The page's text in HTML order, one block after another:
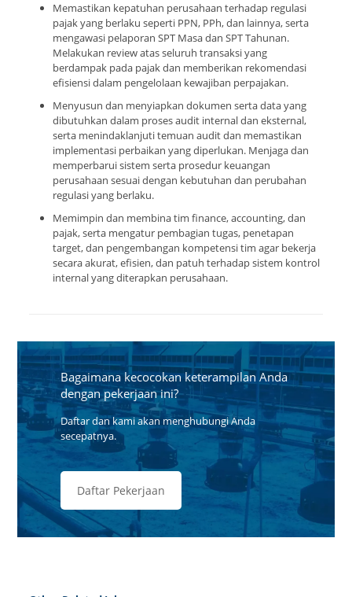
Memastikan kepatuhan perusahaan terhadap regulasi
pajak yang berlaku seperti PPN, PPh, dan lainnya, serta
mengawasi pelaporan SPT Masa dan SPT Tahunan.
Melakukan review atas seluruh transaksi yang
berdampak pada pajak dan memberikan rekomendasi
efisiensi dalam pengelolaan kewajiban perpajakan.
Menyusun dan menyiapkan dokumen serta data yang
dibutuhkan dalam proses audit internal dan eksternal,
serta menindaklanjuti temuan audit dan memastikan
implementasi perbaikan yang diperlukan. Menjaga dan
memperbarui sistem serta prosedur keuangan
perusahaan sesuai dengan kebutuhan dan perubahan
regulasi yang berlaku.
Memimpin dan membina tim finance, accounting, dan
pajak, serta mengatur pembagian tugas, penetapan
target, dan pengembangan kompetensi tim agar bekerja
secara akurat, efisien, dan patuh terhadap sistem kontrol
internal yang diterapkan perusahaan.
Bagaimana kecocokan keterampilan Anda
dengan pekerjaan ini?
Daftar dan kami akan menghubungi Anda
secepatnya.
Daftar Pekerjaan